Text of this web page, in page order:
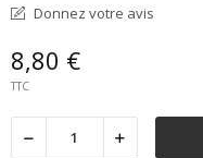
Donnez votre avis
8,80 €
TTC